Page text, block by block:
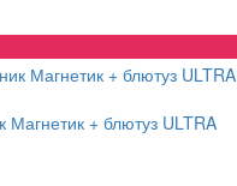
+ блютуз ULTRA